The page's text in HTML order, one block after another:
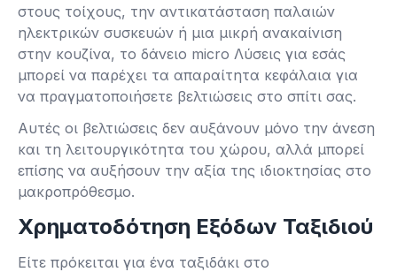
στους τοίχους, την αντικατάσταση παλαιών
ηλεκτρικών συσκευών ή μια μικρή ανακαίνιση
στην κουζίνα, το δάνειο micro Λύσεις για εσάς
μπορεί να παρέχει τα απαραίτητα κεφάλαια για
να πραγματοποιήσετε βελτιώσεις στο σπίτι σας.
Αυτές οι βελτιώσεις δεν αυξάνουν μόνο την άνεση
και τη λειτουργικότητα του χώρου, αλλά μπορεί
επίσης να αυξήσουν την αξία της ιδιοκτησίας στο
μακροπρόθεσμο.
Χρηματοδότηση Εξόδων Ταξιδιού
Είτε πρόκειται για ένα ταξιδάκι στο